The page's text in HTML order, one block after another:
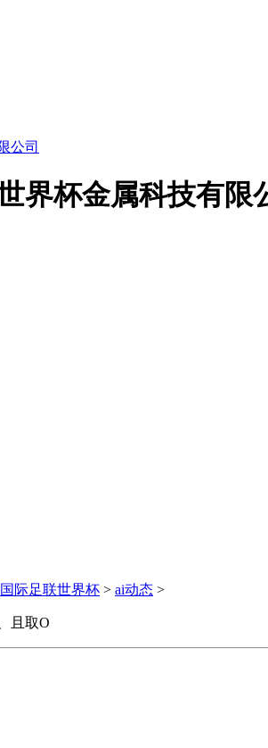
界杯金属科技有限
际足联世界杯 > ai动态 >
且取O